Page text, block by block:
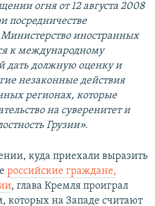
огня от 12 августа 2008
посредничестве
иностранных
к международному
дать должную оценку и
незаконные действия
регионах, которые
на суверенитет и
Грузии».
куда приехали выразить
российские граждане,
, глава Кремля проиграл
которых на Западе считают